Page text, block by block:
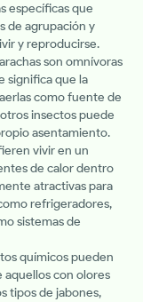
específicas que
de agrupación y
y reproducirse.
son omnívoras
significa que la
como fuente de
insectos puede
asentamiento.
vivir en un
de calor dentro
atractivas para
refrigeradores,
sistemas de
químicos pueden
aquellos con olores
tipos de jabones,